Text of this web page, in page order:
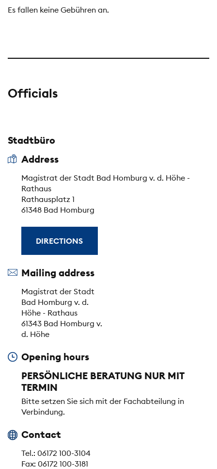
Es fallen keine Gebühren an.
Officials
Stadtbüro
Address
Magistrat der Stadt Bad Homburg v. d. Höhe -
Rathaus
Rathausplatz 1
61348 Bad Homburg
DIRECTIONS
Mailing address
Magistrat der Stadt
Bad Homburg v. d.
Höhe - Rathaus
61343 Bad Homburg v.
d. Höhe
Opening hours
PERSÖNLICHE BERATUNG NUR MIT
TERMIN
Bitte setzen Sie sich mit der Fachabteilung in
Verbindung.
Contact
Tel.: 06172 100-3104
Fax: 06172 100-3181